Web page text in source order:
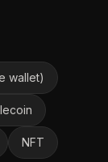
wallet)
NFT